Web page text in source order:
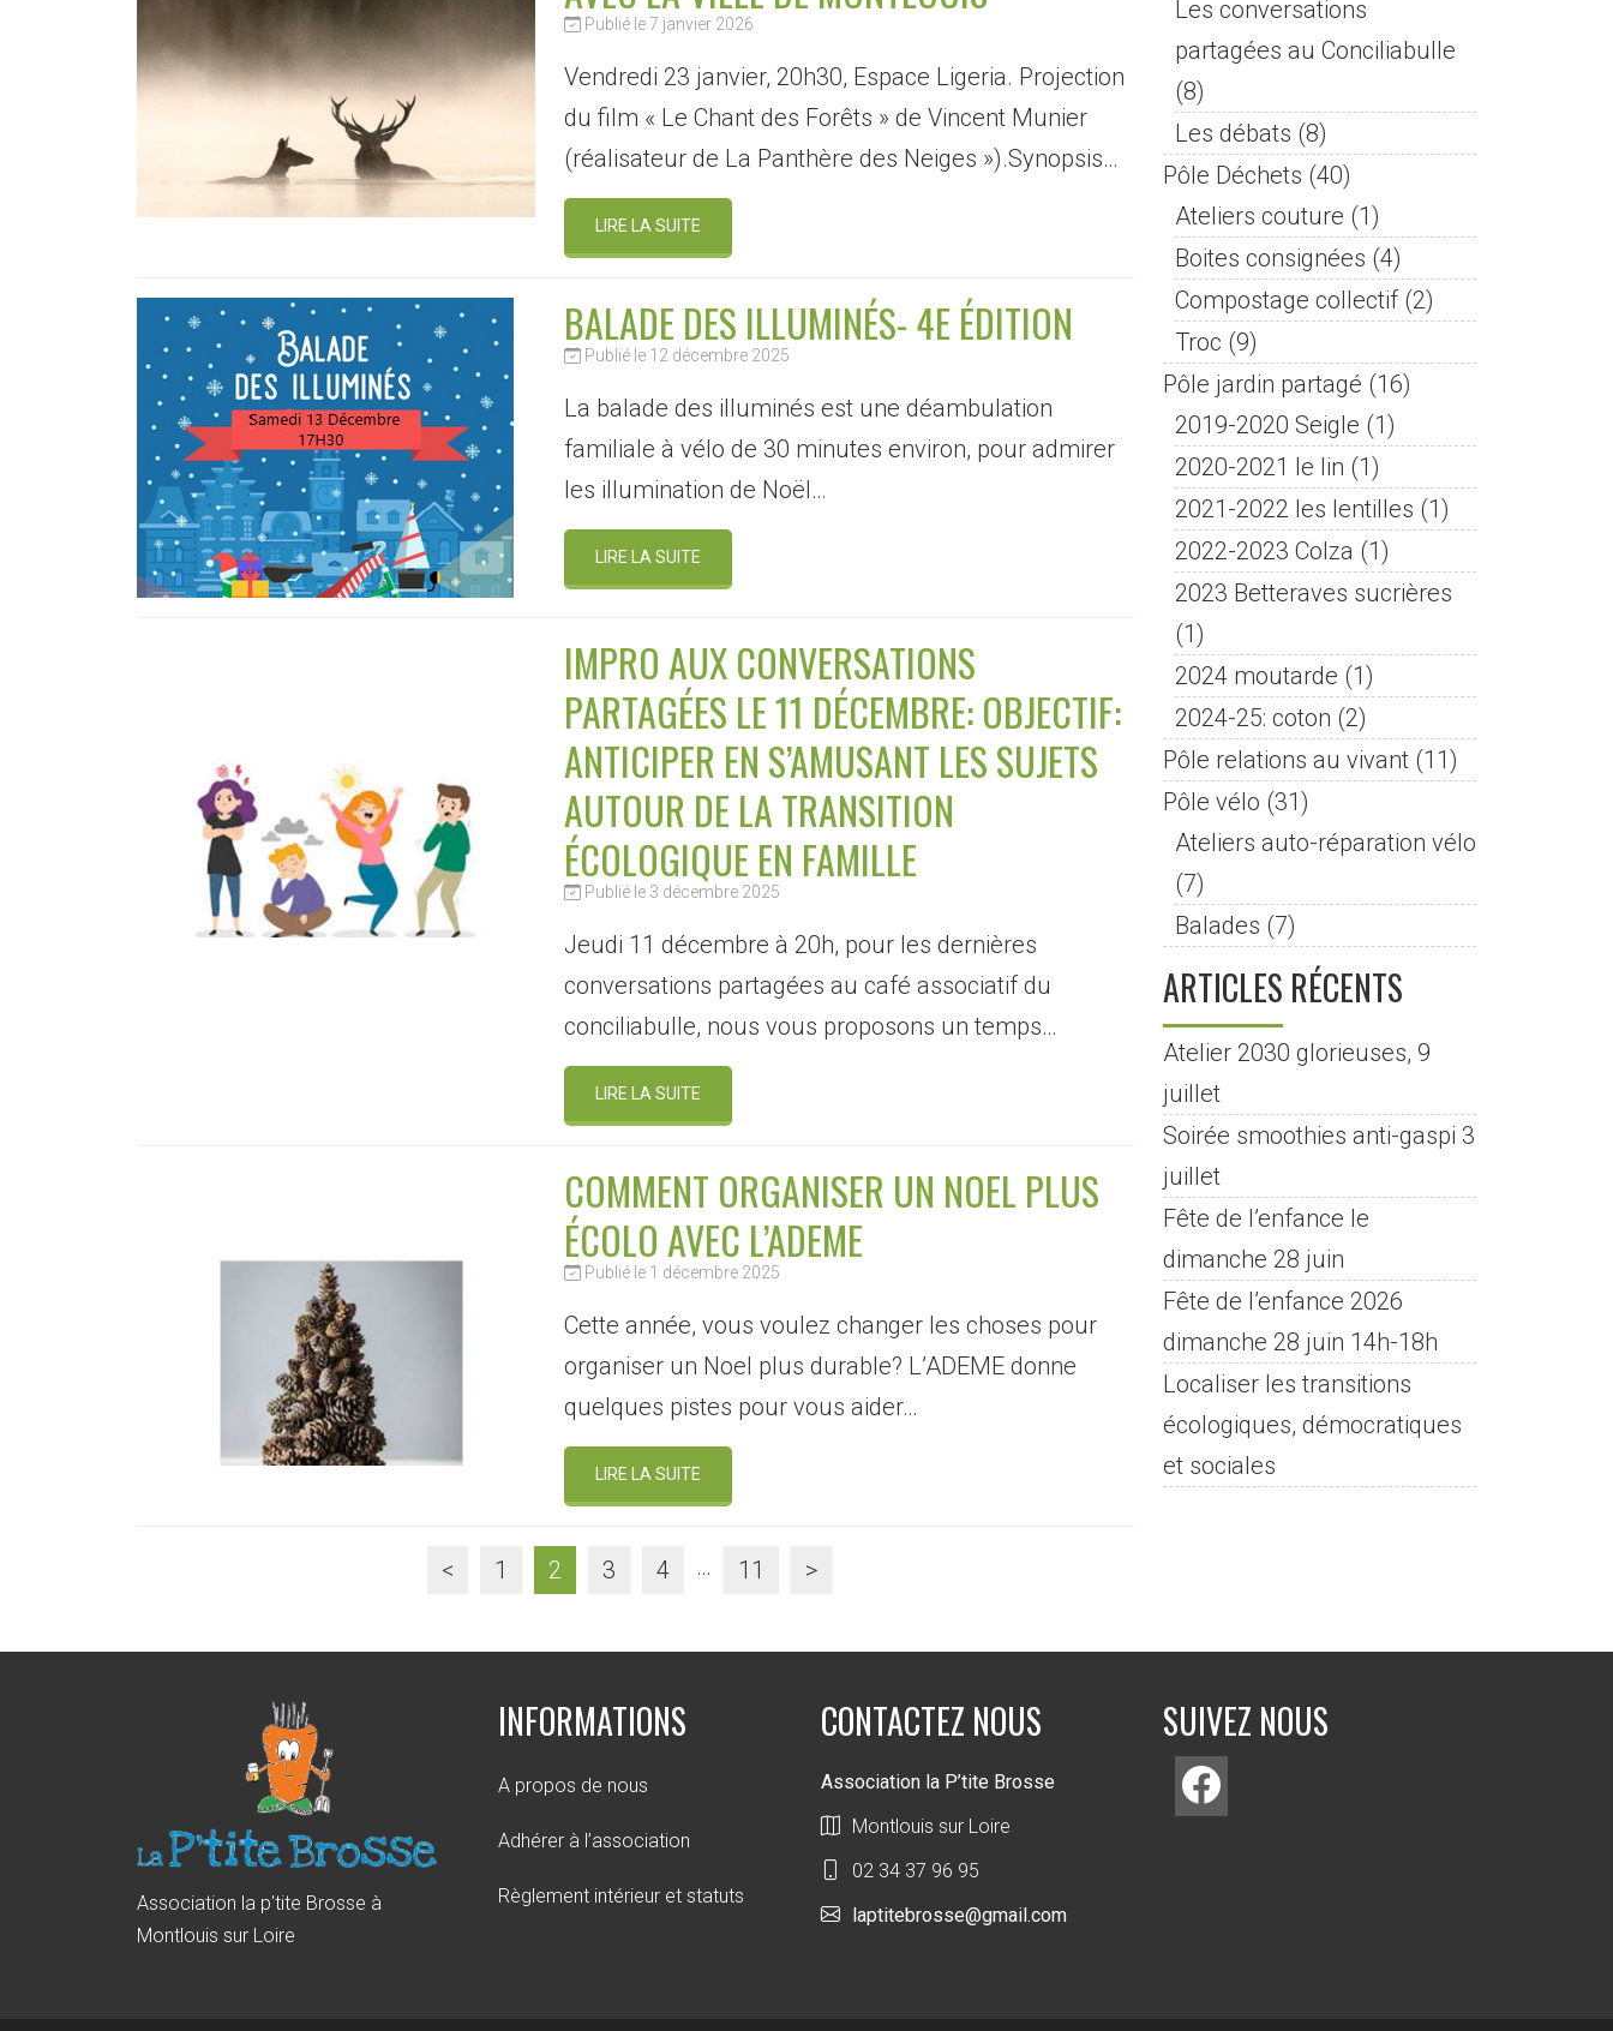
Publié le 7 janvier 2026
Vendredi 23 janvier, 20h30, Espace Ligeria. Projection
du film « Le Chant des Forêts » de Vincent Munier
(réalisateur de La Panthère des Neiges »).Synopsis…
LIRE LA SUITE
BALADE DES ILLUMINÉS- 4E ÉDITION
Publié le 12 décembre 2025
La balade des illuminés est une déambulation
familiale à vélo de 30 minutes environ, pour admirer
les illumination de Noël…
LIRE LA SUITE
IMPRO AUX CONVERSATIONS
PARTAGÉES LE 11 DÉCEMBRE: OBJECTIF:
ANTICIPER EN S’AMUSANT LES SUJETS
AUTOUR DE LA TRANSITION
ÉCOLOGIQUE EN FAMILLE
Publié le 3 décembre 2025
Jeudi 11 décembre à 20h, pour les dernières
conversations partagées au café associatif du
conciliabulle, nous vous proposons un temps…
LIRE LA SUITE
COMMENT ORGANISER UN NOEL PLUS
ÉCOLO AVEC L’ADEME
Publié le 1 décembre 2025
Cette année, vous voulez changer les choses pour
organiser un Noel plus durable? L’ADEME donne
quelques pistes pour vous aider…
LIRE LA SUITE
< 1 2 3 4 … 11 >
Les conversations
partagées au Conciliabulle
(8)
Les débats (8)
Pôle Déchets (40)
Ateliers couture (1)
Boites consignées (4)
Compostage collectif(2)
Troc (9)
Pôle jardin partagé (16)
2019-2020 Seigle (1)
2020-2021 le lin (1)
2021-2022 les lentilles (1)
2022-2023 Colza (1)
2023 Betteraves sucrières
(1)
2024 moutarde (1)
2024-25: coton (2)
Pôle relations au vivant (11)
Pôle vélo (31)
Ateliers auto-réparation vélo
(7)
Balades (7)
ARTICLES RÉCENTS
Atelier 2030 glorieuses, 9
juillet
Soirée smoothies anti-gaspi 3
juillet
Fête de l’enfance le
dimanche 28 juin
Fête de l’enfance 2026
dimanche 28 juin 14h-18h
Localiser les transitions
écologiques, démocratiques
et sociales
Association la p'tite Brosse à
Montlouis sur Loire
INFORMATIONS
A propos de nous
Adhérer à l’association
Règlement intérieur et statuts
CONTACTEZ NOUS
Association la P’tite Brosse
Montlouis sur Loire
02 34 37 96 95
laptitebrosse@gmail.com
SUIVEZ NOUS